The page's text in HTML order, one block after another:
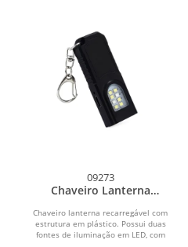
09273
Chaveiro Lanterna
Chaveiro lanterna recarregável com
estrutura em plástico. Possui duas
fontes de iluminação em LED, com